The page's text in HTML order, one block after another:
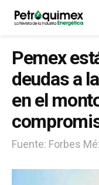
Pemex
deudas a
en el
Fuente: Forbes